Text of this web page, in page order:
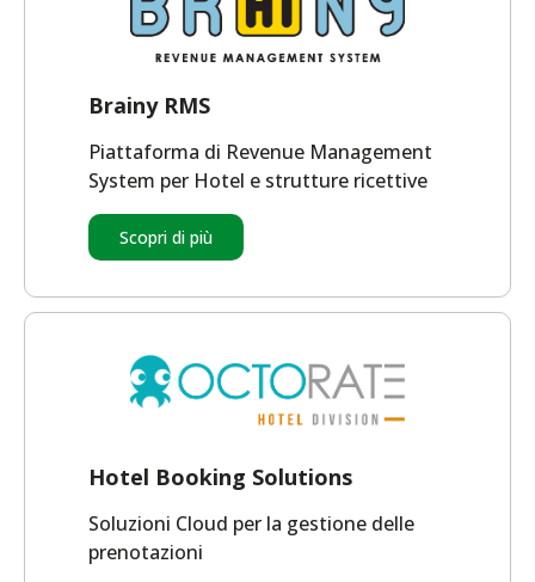
Brainy RMS
Piattaforma di Revenue Management
System per Hotel e strutture ricettive
Scopri di più
Hotel Booking Solutions
Soluzioni Cloud per la gestione delle
prenotazioni